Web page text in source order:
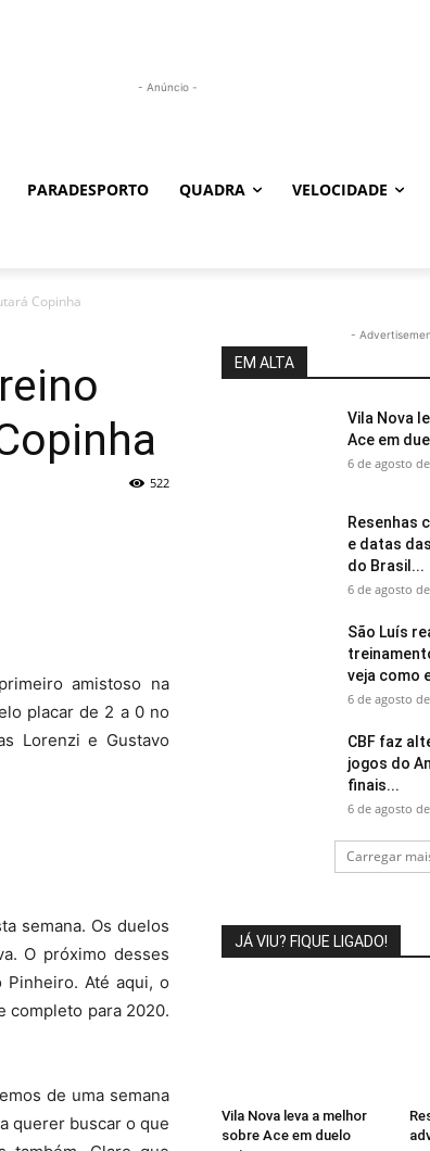
- Anúncio -
PARADESPORTO QUADRA VELOCIDADE
Copinha
522
amistoso na
placar de 2 a 0 no
Lorenzi e Gustavo
semana. Os duelos
O próximo desses
Pinheiro. Até aqui, o
completo para 2020.
de uma semana
querer buscar o que
-
EM ALTA
Vila Nova
Ace em
6 de agosto
Resenhas
e datas
do Brasil...
6 de agosto
São Luís
veja como
6 de agosto
CBF faz
jogos do
finais...
6 de agosto
Carregar
JÁ VIU? FIQUE LIGADO!
Vila Nova leva a melhor
sobre Ace em duelo